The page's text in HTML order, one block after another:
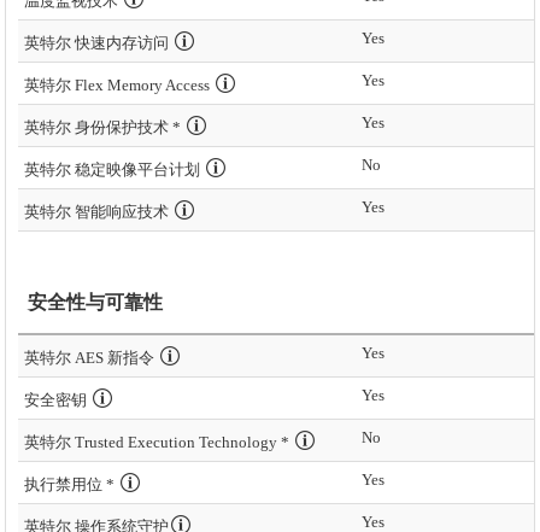
英特尔 快速内存访问 Yes
英特尔 Flex Memory Access Yes
英特尔 身份保护技术 * Yes
英特尔 稳定映像平台计划 No
英特尔 智能响应技术 Yes
安全性与可靠性
英特尔 AES 新指令 Yes
安全密钥 Yes
英特尔 Trusted Execution Technology * No
执行禁用位 * Yes
英特尔 操作系统守护 Yes